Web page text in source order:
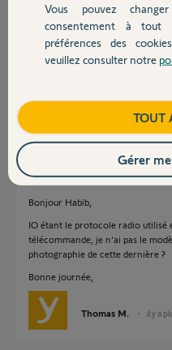
Devis avec un pro
Contact
Thomas M.
Bonjour Habib,
IO étant le protocole radio utilisé
télécommande, je n'ai pas le
photographie de cette dernière ?
Bonne journée,
Thomas M. il y a
Vous pouvez
consentement à
préférences des
veuillez consulter notre
TOUT
Gérer